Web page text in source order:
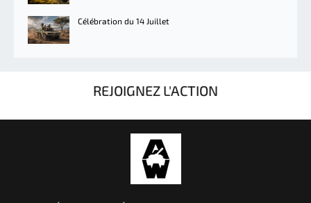
Célébration du 14 Juillet
REJOIGNEZ L'ACTION